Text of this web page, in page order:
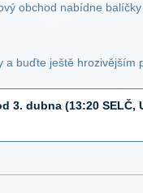
obchod nabídne
a buďte ještě hrozivějším
3. dubna (13:20 SELČ,